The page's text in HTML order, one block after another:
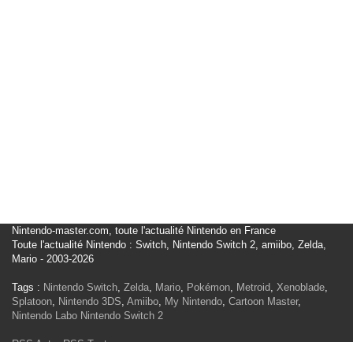
Nintendo-master.com, toute l'actualité Nintendo en France
Toute l'actualité Nintendo : Switch, Nintendo Switch 2, amiibo, Zelda,
Mario - 2003-2026
Tags : Nintendo Switch, Zelda, Mario, Pokémon, Metroid, Xenoblade,
Splatoon, Nintendo 3DS, Amiibo, My Nintendo, Cartoon Master,
Nintendo Labo Nintendo Switch 2